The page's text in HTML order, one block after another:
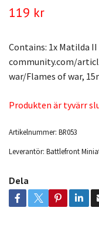
119 kr
Contains: 1x Matilda
community.com/
war/Flames of war,
Produkten är tyvärr
Artikelnummer: BR053
Leverantör: Battlefront
Dela